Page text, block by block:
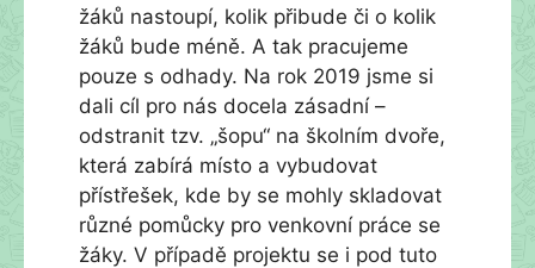
žáků nastoupí, kolik přibude či o kolik
žáků bude méně. A tak pracujeme
pouze s odhady. Na rok 2019 jsme si
dali cíl pro nás docela zásadní –
odstranit tzv. „šopu“ na školním dvoře,
která zabírá místo a vybudovat
přístřešek, kde by se mohly skladovat
různé pomůcky pro venkovní práce se
žáky. V případě projektu se i pod tuto